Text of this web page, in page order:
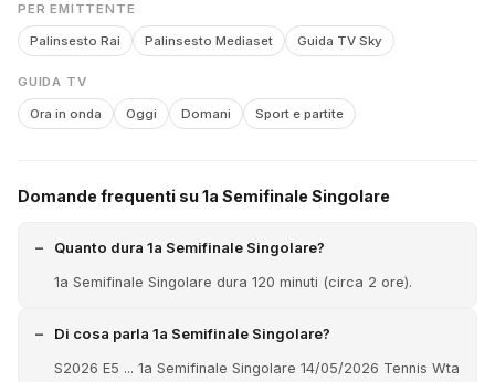
PER EMITTENTE
Palinsesto Rai Palinsesto Mediaset Guida TV Sky
GUIDA TV
Ora in onda Oggi Domani Sport e partite
Domande frequenti su 1a Semifinale Singolare
Quanto dura 1a Semifinale Singolare?
1a Semifinale Singolare dura 120 minuti (circa 2 ore).
Di cosa parla 1a Semifinale Singolare?
S2026 E5 ... 1a Semifinale Singolare 14/05/2026 Tennis Wta